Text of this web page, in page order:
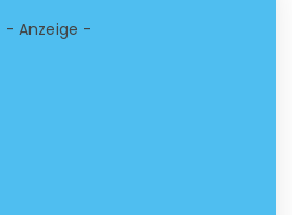
- Anzeige -